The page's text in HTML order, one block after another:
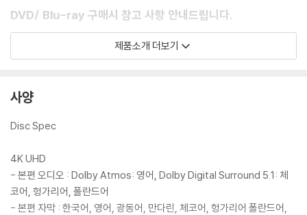
DVD/ Blu-ray 구매시 참고 사항 안내드립니다.
※ 4K블루레이, 3D 블루레이 재생 관련 안내
1) 4K UHD 디스크는 대용량의 데이터 전송이 필요하므로 4K전용 플레
이트, 대용량 케이블 사용이 필수입니다.
2) 3D 블루레이는 전용 플레이어와 3D 지원 TV를 통해서만 재생 가능합
니다.
※ 아웃케이스/구성품/포장 상태
1) 제작/배송 과정에서 경미한 아웃케이스 주름, 모서리 눌림 및 갈라짐이
발생할 수 있습니다. 반품을 원하실 경우 미개봉 상태로 문의 부탁드립니
다.
제품소개 더보기
사양
Disc Spec
4K UHD
- 본편 오디오 : Dolby Atmos: 영어, Dolby Digital Surround 5.1: 체
코어, 헝가리어, 폴란드어
- 본편 자막 : 한국어, 영어, 광동어, 만다린, 체코어, 헝가리어 폴란드어,